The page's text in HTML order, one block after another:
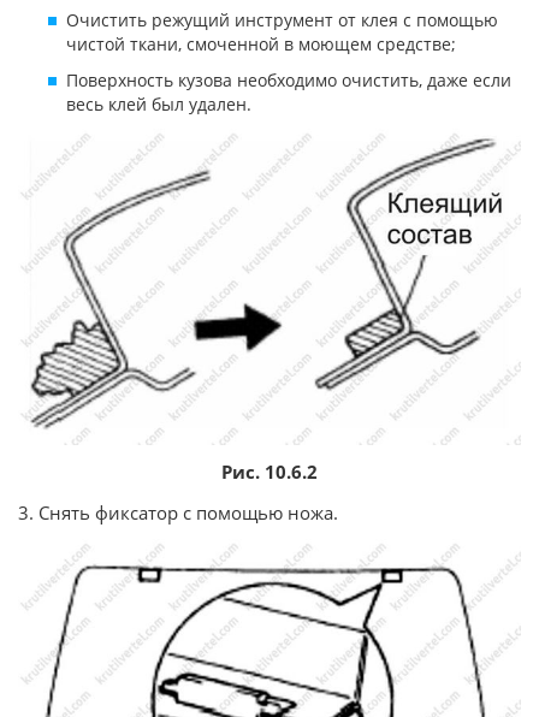
Очистить режущий инструмент от клея с помощью
чистой ткани, смоченной в моющем средстве;
Поверхность кузова необходимо очистить, даже если
весь клей был удален.
Рис. 10.6.2
3. Снять фиксатор с помощью ножа.